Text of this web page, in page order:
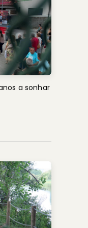
a sonhar